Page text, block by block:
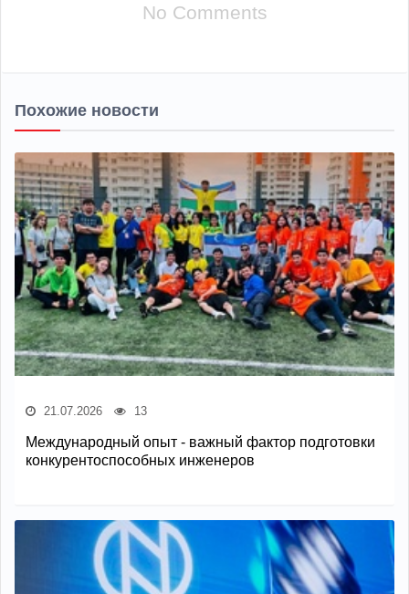
No Comments
Похожие новости
21.07.2026 13
Международный опыт - важный фактор подготовки
конкурентоспособных инженеров